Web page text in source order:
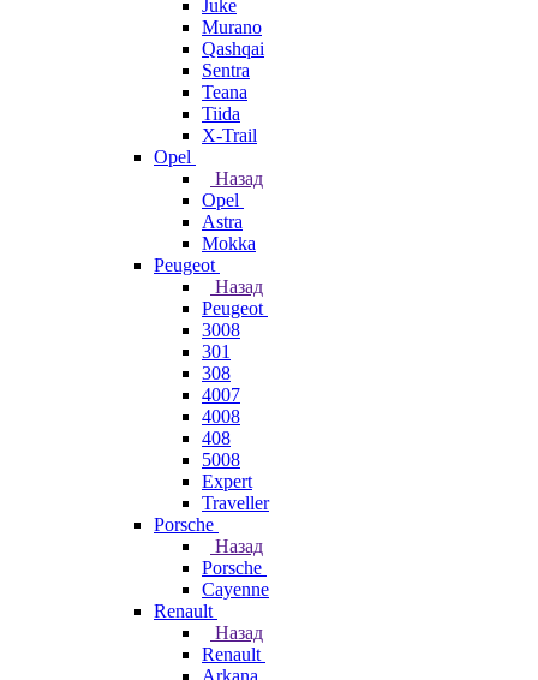
Juke
Murano
Qashqai
Sentra
Teana
Tiida
X-Trail
Opel
Назад
Opel
Astra
Mokka
Peugeot
Назад
Peugeot
3008
301
308
4007
4008
408
5008
Expert
Traveller
Porsche
Назад
Porsche
Cayenne
Renault
Назад
Renault
Arkana